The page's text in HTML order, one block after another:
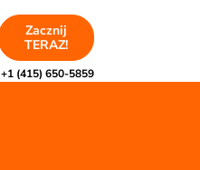
Zacznij
TERAZ!
+1 (415) 650-5859